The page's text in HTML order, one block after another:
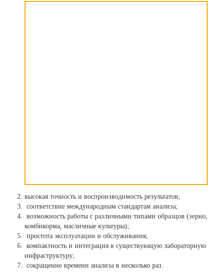
высокая точность и воспроизводимость результатов;
соответствие международным стандартам анализа;
возможность работы с различными типами образцов (зерно,
комбикорма, масличные культуры);
простота эксплуатации и обслуживания;
компактность и интеграция в существующую лабораторную
инфраструктуру;
сокращение времени анализа в несколько раз.